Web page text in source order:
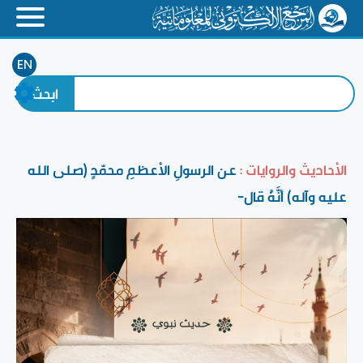
EN
الأحاديث والروايات :عن الرسولِ الأعظمِ محمّدٍ (صلى الله
عليه وآله) أنَّهُ قال-